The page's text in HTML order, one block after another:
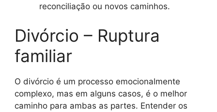
reconciliação ou novos caminhos.
Divórcio – Ruptura
familiar
O divórcio é um processo emocionalmente
complexo, mas em alguns casos, é o melhor
caminho para ambas as partes. Entender os